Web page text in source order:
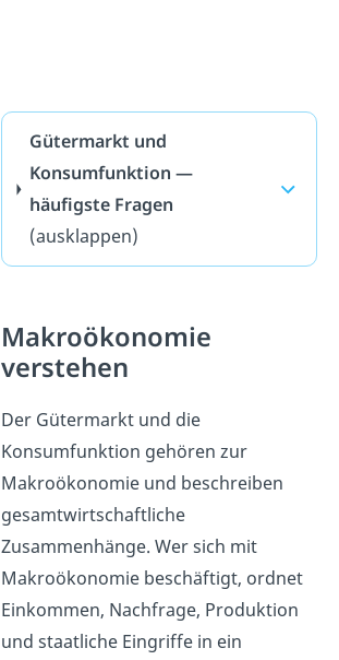
Gütermarkt und
Konsumfunktion —
häufigste Fragen
(ausklappen)
Makroökonomie
verstehen
Der Gütermarkt und die
Konsumfunktion gehören zur
Makroökonomie und beschreiben
gesamtwirtschaftliche
Zusammenhänge. Wer sich mit
Makroökonomie beschäftigt, ordnet
Einkommen, Nachfrage, Produktion
und staatliche Eingriffe in ein